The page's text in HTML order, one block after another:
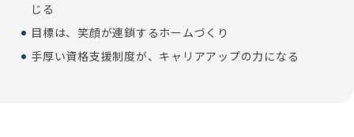
じる
目標は、笑顔が連鎖するホームづくり
手厚い資格支援制度が、キャリアアップの力になる